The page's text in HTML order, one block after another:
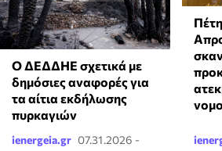
Ο ΔΕΔΔΗΕ σχετικά με
δημόσιες αναφορές για
τα αίτια εκδήλωσης
πυρκαγιών
ienergeia.gr 07.31.2026 -